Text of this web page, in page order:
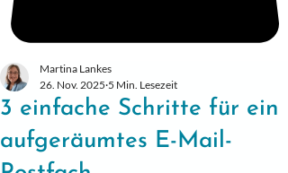
3 einfache Schritte für ein
aufgeräumtes E-Mail-
Martina Lankes
26. Nov. 2025 5 Min. Lesezeit